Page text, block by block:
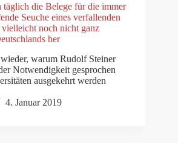
täglich die Belege für die immer
Seuche eines verfallenden
vielleicht noch nicht ganz
her
warum Rudolf Steiner
Notwendigkeit gesprochen
ausgekehrt werden
4. Januar 2019